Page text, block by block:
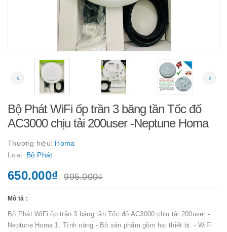
Bộ Phát WiFi ốp trần 3 băng tần Tốc đố
AC3000 chịu tải 200user -Neptune Homa
Thương hiệu: Homa
Loại: Bộ Phát
650.000₫ 995.000₫
Mô tả :
Bộ Phát WiFi ốp trần 3 băng tần Tốc đố AC3000 chịu tải 200user -
Neptune Homa 1. Tính năng - Bộ sản phẩm gồm hai thiết bị: - WiFi